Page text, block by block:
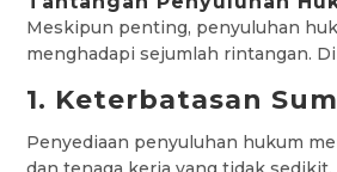
Meskipun penting, penyuluhan
menghadapi sejumlah rintangan. Di
1. Keterbatasan
Penyediaan penyuluhan hukum